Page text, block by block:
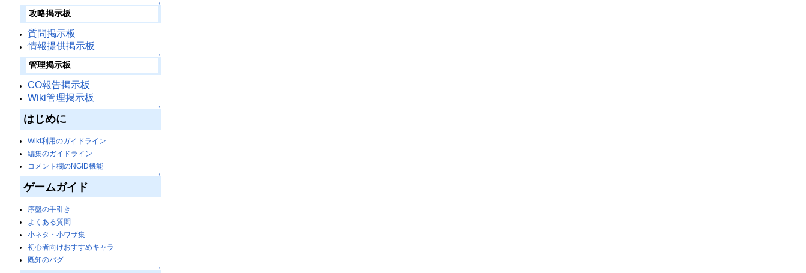
↑
攻略掲示板
質問掲示板
情報提供掲示板
↑
管理掲示板
CO報告掲示板
Wiki管理掲示板
↑
はじめに
Wiki利用のガイドライン
編集のガイドライン
コメント欄のNGID機能
↑
ゲームガイド
序盤の手引き
よくある質問
小ネタ・小ワザ集
初心者向けおすすめキャラ
既知のバグ
↑